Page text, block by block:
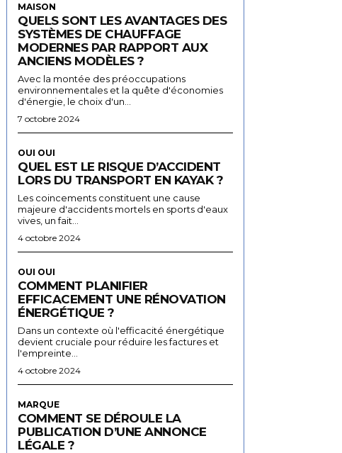
MAISON
QUELS SONT LES AVANTAGES DES
SYSTÈMES DE CHAUFFAGE
MODERNES PAR RAPPORT AUX
ANCIENS MODÈLES ?
Avec la montée des préoccupations
environnementales et la quête d'économies
d'énergie, le choix d'un...
7 octobre 2024
OUI OUI
QUEL EST LE RISQUE D’ACCIDENT
LORS DU TRANSPORT EN KAYAK ?
Les coincements constituent une cause
majeure d'accidents mortels en sports d'eaux
vives, un fait...
4 octobre 2024
OUI OUI
COMMENT PLANIFIER
EFFICACEMENT UNE RÉNOVATION
ÉNERGÉTIQUE ?
Dans un contexte où l'efficacité énergétique
devient cruciale pour réduire les factures et
l'empreinte...
4 octobre 2024
MARQUE
COMMENT SE DÉROULE LA
PUBLICATION D’UNE ANNONCE
LÉGALE ?